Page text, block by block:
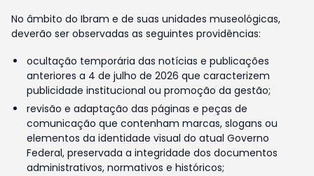
No âmbito do Ibram e de suas unidades museológicas,
deverão ser observadas as seguintes providências:
ocultação temporária das notícias e publicações
anteriores a 4 de julho de 2026 que caracterizem
publicidade institucional ou promoção da gestão;
revisão e adaptação das páginas e peças de
comunicação que contenham marcas, slogans ou
elementos da identidade visual do atual Governo
Federal, preservada a integridade dos documentos
administrativos, normativos e históricos;